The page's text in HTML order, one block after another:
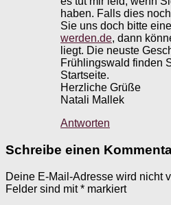
haben. Falls dies
Sie uns doch bitte
werden.de, dann
liegt. Die neuste
Frühlingswald finden
Startseite.
Herzliche Grüße
Natali Mallek
Antworten
Schreibe einen
Deine E-Mail-Adresse wird nicht
Felder sind mit* markiert